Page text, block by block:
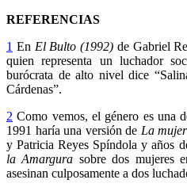
REFERENCIAS
1 En El Bulto (1992) de Gabriel
quien representa un luchador
burócrata de alto nivel dice
Cárdenas”.
2 Como vemos, el género es una
1991 haría una versión de La
y Patricia Reyes Spíndola y años
la Amargura sobre dos mujeres
asesinan culposamente a dos